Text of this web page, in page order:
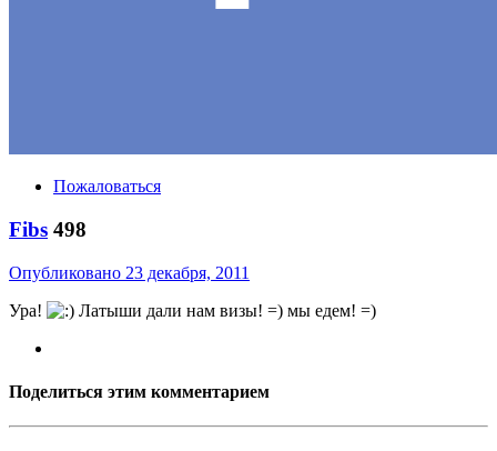
Пожаловаться
Fibs 498
Опубликовано 23 декабря, 2011
Ура!
Латыши дали нам визы! =) мы едем! =)
Поделиться этим комментарием